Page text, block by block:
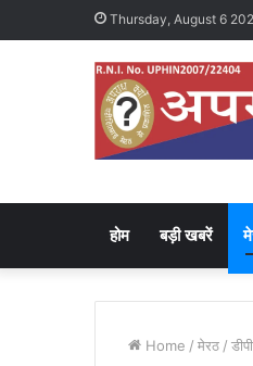
Thursday, August 6
होम बड़ी खबरें
Home / मेरठ /